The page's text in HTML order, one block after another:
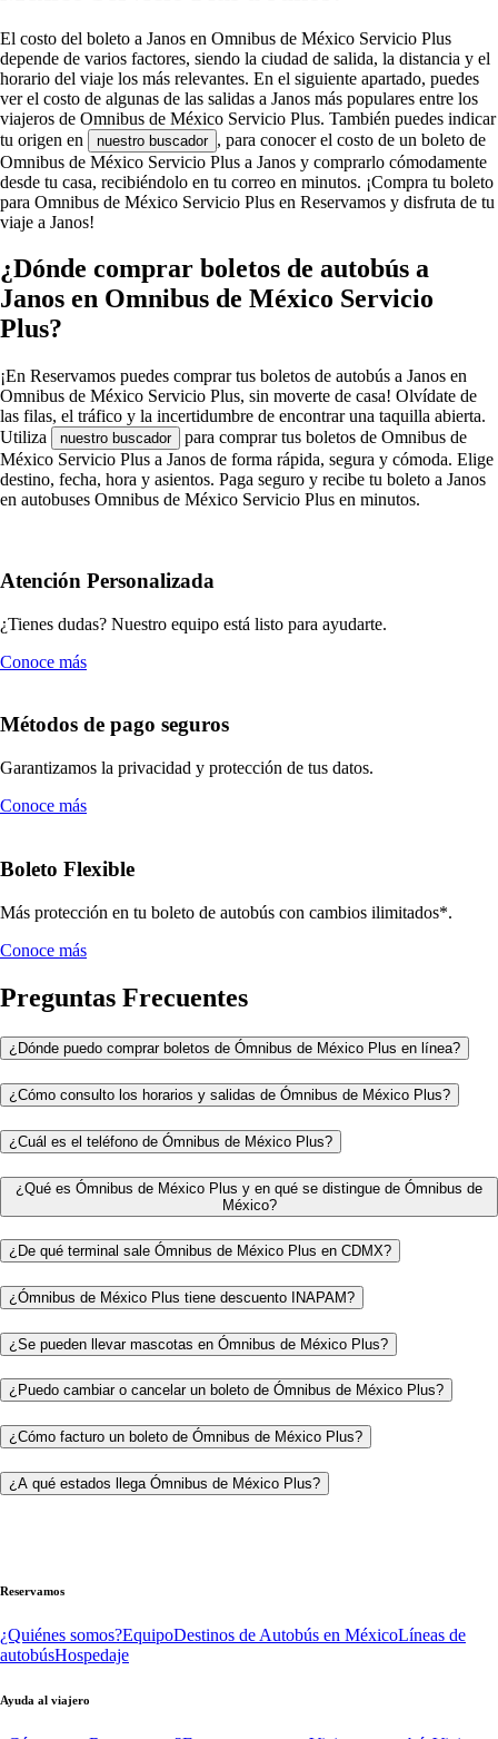
El costo del boleto a Janos en Omnibus de México Servicio Plus
depende de varios factores, siendo la ciudad de salida, la distancia y el
horario del viaje los más relevantes. En el siguiente apartado, puedes
ver el costo de algunas de las salidas a Janos más populares entre los
viajeros de Omnibus de México Servicio Plus. También puedes indicar
tu origen en
nuestro buscador , para conocer el costo de un boleto de
Omnibus de México Servicio Plus a Janos y comprarlo cómodamente
desde tu casa, recibiéndolo en tu correo en minutos. ¡Compra tu boleto
para Omnibus de México Servicio Plus en Reservamos y disfruta de tu
viaje a Janos!
¿Dónde comprar boletos de autobús a
Janos en Omnibus de México Servicio
Plus?
¡En Reservamos puedes comprar tus boletos de autobús a Janos en
Omnibus de México Servicio Plus, sin moverte de casa! Olvídate de
las filas, el tráfico y la incertidumbre de encontrar una taquilla abierta.
Utiliza
nuestro buscador
para comprar tus boletos de Omnibus de
México Servicio Plus a Janos de forma rápida, segura y cómoda. Elige
destino, fecha, hora y asientos. Paga seguro y recibe tu boleto a Janos
en autobuses Omnibus de México Servicio Plus en minutos.
Atención Personalizada
¿Tienes dudas? Nuestro equipo está listo para ayudarte.
Conoce más
Métodos de pago seguros
Garantizamos la privacidad y protección de tus datos.
Conoce más
Boleto Flexible
Más protección en tu boleto de autobús con cambios ilimitados*.
Conoce más
Preguntas Frecuentes
¿Dónde puedo comprar boletos de Ómnibus de México Plus en línea?
¿Cómo consulto los horarios y salidas de Ómnibus de México Plus?
¿Cuál es el teléfono de Ómnibus de México Plus?
¿Qué es Ómnibus de México Plus y en qué se distingue de Ómnibus de
México?
¿De qué terminal sale Ómnibus de México Plus en CDMX?
¿Ómnibus de México Plus tiene descuento INAPAM?
¿Se pueden llevar mascotas en Ómnibus de México Plus?
¿Puedo cambiar o cancelar un boleto de Ómnibus de México Plus?
¿Cómo facturo un boleto de Ómnibus de México Plus?
¿A qué estados llega Ómnibus de México Plus?
Reservamos
¿Quiénes somos?EquipoDestinos de Autobús en MéxicoLíneas de
autobúsHospedaje
Ayuda al viajero